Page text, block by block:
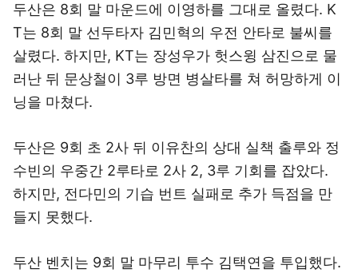
두산은 8회 말 마운드에 이영하를 그대로 올렸다. K
T는 8회 말 선두타자 김민혁의 우전 안타로 불씨를
살렸다. 하지만, KT는 장성우가 헛스윙 삼진으로 물
러난 뒤 문상철이 3루 방면 병살타를 쳐 허망하게 이
닝을 마쳤다.
두산은 9회 초 2사 뒤 이유찬의 상대 실책 출루와 정
수빈의 우중간 2루타로 2사 2, 3루 기회를 잡았다.
하지만, 전다민의 기습 번트 실패로 추가 득점을 만
들지 못했다.
두산 벤치는 9회 말 마무리 투수 김택연을 투입했다.